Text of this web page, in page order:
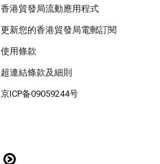
香港貿發局流動應用程式
更新您的香港貿發局電郵訂閱
使用條款
超連結條款及細則
京ICP备09059244号